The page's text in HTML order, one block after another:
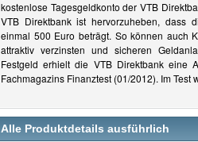
kostenlose Tagesgeldkonto der VTB
VTB Direktbank ist hervorzuheben, dass
einmal 500 Euro beträgt. So können auch
attraktiv verzinsten und sicheren
Festgeld erhielt die VTB Direktbank eine
Fachmagazins Finanztest (01/2012). Im Test
Alle Produktdetails ausführlich